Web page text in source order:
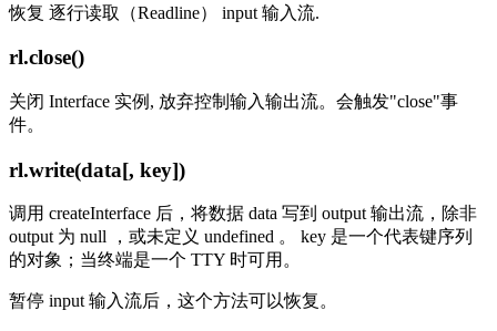
恢复 逐行读取（Readline） input 输入流.
rl.close()
关闭 Interface 实例, 放弃控制输入输出流。会触发"close"事
件。
rl.write(data[, key])
调用 createInterface 后，将数据 data 写到 output 输出流，除非
output 为 null ，或未定义 undefined 。 key 是一个代表键序列
的对象；当终端是一个 TTY 时可用。
暂停 input 输入流后，这个方法可以恢复。